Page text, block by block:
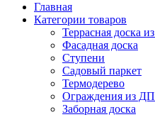
Главная
Категории товаров
Террасная доска
Фасадная доска
Ступени
Садовый паркет
Термодерево
Ограждения из
Заборная доска